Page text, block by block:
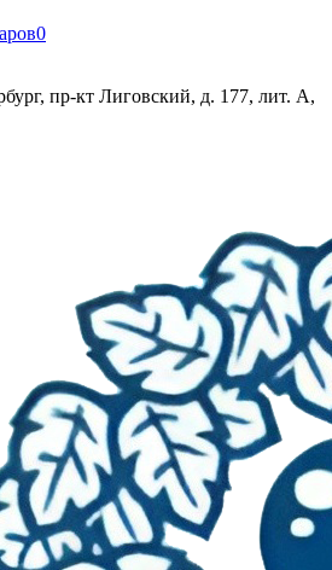
0
пр-кт Лиговский, д. 177, лит. А,